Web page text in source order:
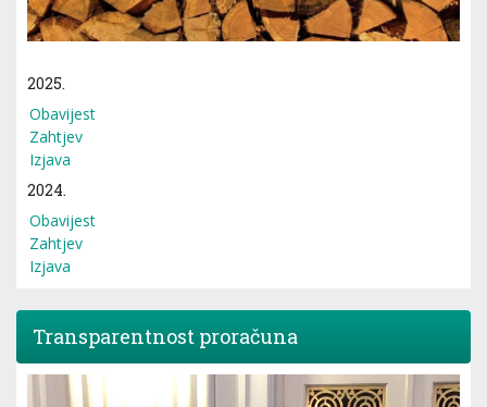
2025.
Obavijest
Zahtjev
Izjava
2024.
Obavijest
Zahtjev
Izjava
Transparentnost proračuna